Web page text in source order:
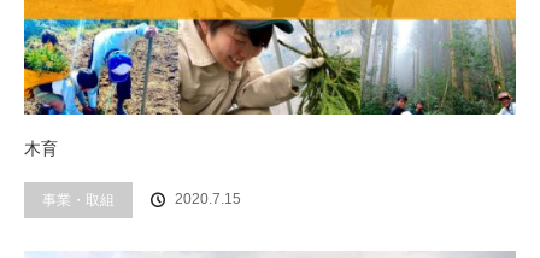
木育
事業・取組 2020.7.15